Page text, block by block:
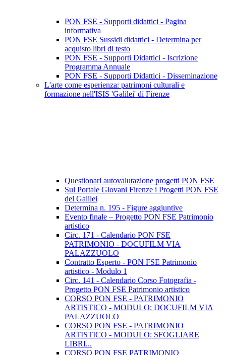
PON FSE - Supporti didattici - Pagina
informativa
PON FSE Sussidi didattici - Determina per
acquisto libri di testo
PON FSE - Supporti Didattici - Iscrizione
Programma Annuale
PON FSE - Supporti Didattici - Disseminazione
L'arte come esperienza: patrimoni culturali e
formazione nell'ISIS 'Galilei' di Firenze
Questionari autovalutazione progetti PON FSE
Sul Portale Giovani Firenze i Progetti PON FSE
del Galilei
Determina n. 195 - Figure aggiuntive
Evento finale – Progetto PON FSE Patrimonio
artistico
Circ. 171 - Calendario PON FSE
PATRIMONIO - DOCUFILM VIA
PALAZZUOLO
Contratto Esperto - PON FSE Patrimonio
artistico - Modulo 1
Circ. 141 - Calendario Corso Fotografia -
Progetto PON FSE Patrimonio artistico
CORSO PON FSE - PATRIMONIO
ARTISTICO - MODULO: DOCUFILM VIA
PALAZZUOLO
CORSO PON FSE - PATRIMONIO
ARTISTICO - MODULO: SFOGLIARE
LIBRI...
CORSO PON FSE PATRIMONIO